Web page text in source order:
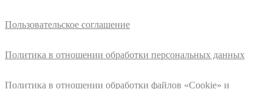
Пользовательское соглашение
Политика в отношении обработки персональных данных
Политика в отношении обработки файлов «Cookie» и